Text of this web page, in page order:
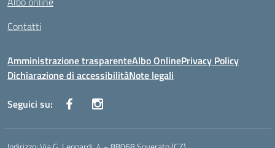
Contatti
Amministrazione trasparenteAlbo OnlinePrivacy Policy
Dichiarazione di accessibilitàNote legali
Seguici su: